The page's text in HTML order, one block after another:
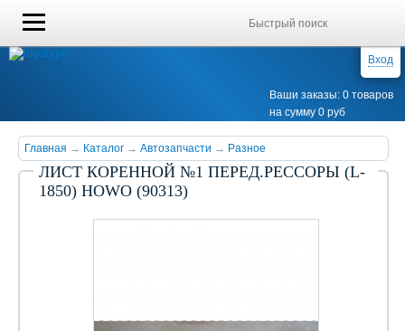
Вход
Ваши заказы: 0 товаров
на сумму 0 руб
Главная → Каталог → Автозапчасти → Разное
ЛИСТ КОРЕННОЙ №1 ПЕРЕД.РЕССОРЫ (L-
1850) HOWO (90313)